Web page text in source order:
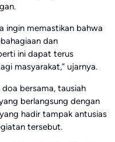
ingin memastikan bahwa
dan
ini dapat terus
masyarakat,” ujarnya.
bersama, tausiah
berlangsung dengan
hadir tampak antusias
tersebut.